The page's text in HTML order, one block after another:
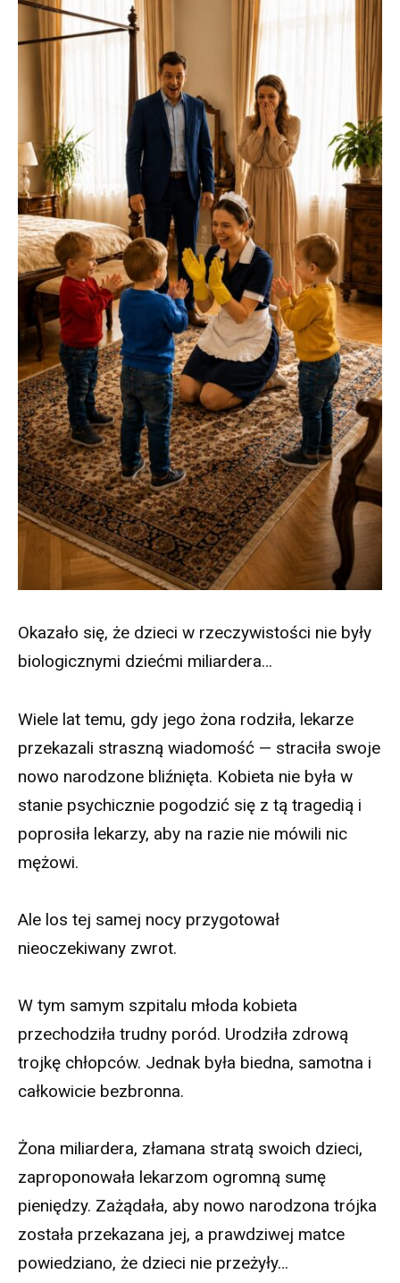
Okazało się, że dzieci w rzeczywistości nie były
biologicznymi dziećmi miliardera…
Wiele lat temu, gdy jego żona rodziła, lekarze
przekazali straszną wiadomość — straciła swoje
nowo narodzone bliźnięta. Kobieta nie była w
stanie psychicznie pogodzić się z tą tragedią i
poprosiła lekarzy, aby na razie nie mówili nic
mężowi.
Ale los tej samej nocy przygotował
nieoczekiwany zwrot.
W tym samym szpitalu młoda kobieta
przechodziła trudny poród. Urodziła zdrową
trojkę chłopców. Jednak była biedna, samotna i
całkowicie bezbronna.
Żona miliardera, złamana stratą swoich dzieci,
zaproponowała lekarzom ogromną sumę
pieniędzy. Zażądała, aby nowo narodzona trójka
została przekazana jej, a prawdziwej matce
powiedziano, że dzieci nie przeżyły…